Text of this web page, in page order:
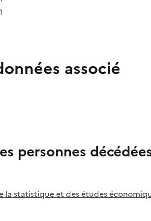
associé
personnes
statistique et des études